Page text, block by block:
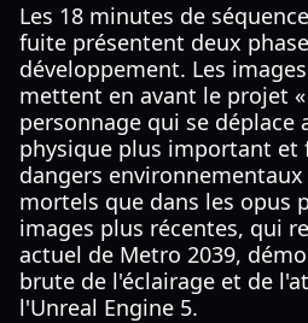
Les 18 minutes de
fuite présentent deux
développement. Les
mettent en avant le projet
personnage qui se déplace
physique plus important et
dangers
mortels que dans les opus
images plus récentes, qui
actuel de Metro 2039,
brute de l'éclairage et de
l'Unreal Engine 5.